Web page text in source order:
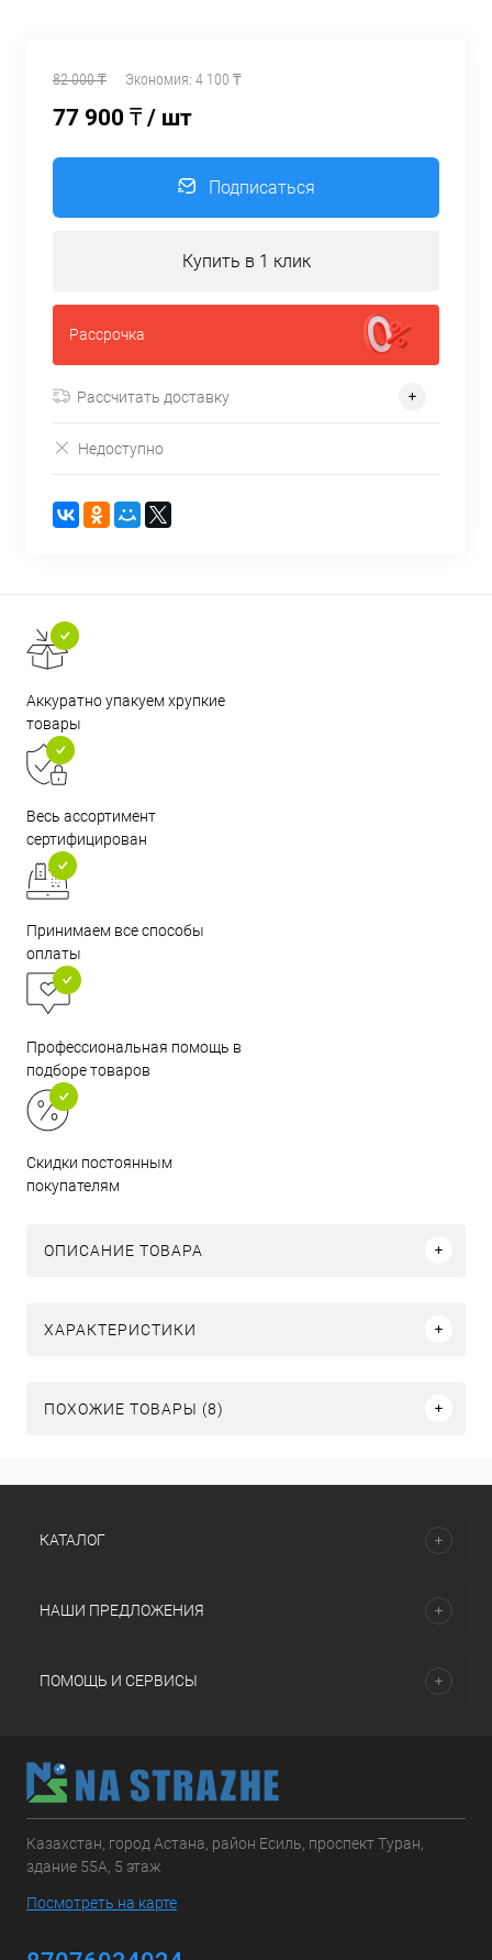
82 000 ₸ Экономия: 4 100 ₸
77 900 ₸ / шт
Подписаться
Купить в 1 клик
Рассрочка
Рассчитать доставку
Недоступно
Аккуратно упакуем хрупкие
товары
Весь ассортимент
сертифицирован
Принимаем все способы
оплаты
Профессиональная помощь в
подборе товаров
Скидки постоянным
покупателям
ОПИСАНИЕ ТОВАРА
ХАРАКТЕРИСТИКИ
ПОХОЖИЕ ТОВАРЫ (8)
КАТАЛОГ
НАШИ ПРЕДЛОЖЕНИЯ
ПОМОЩЬ И СЕРВИСЫ
Казахстан, город Астана, район Есиль, проспект Туран,
здание 55А, 5 этаж
Посмотреть на карте